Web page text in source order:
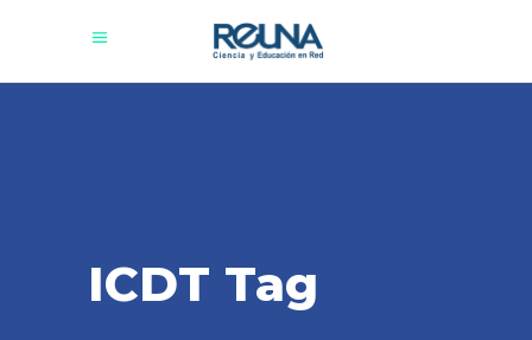
ICDT Tag